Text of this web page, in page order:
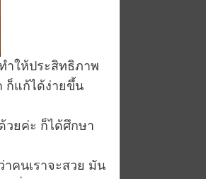
ำให้ประสิทธิภาพ
ก็แก้ได้ง่ายขึ้น
วยค่ะ ก็ได้ศึกษา
าคนเราจะสวย มัน